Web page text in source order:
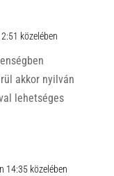
közelében
akkor nyilván
lehetséges
14:35 közelében